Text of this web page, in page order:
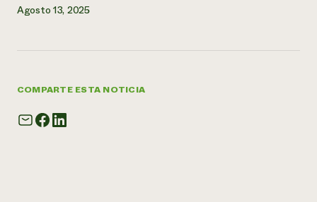
Agosto 13, 2025
COMPARTE ESTA NOTICIA